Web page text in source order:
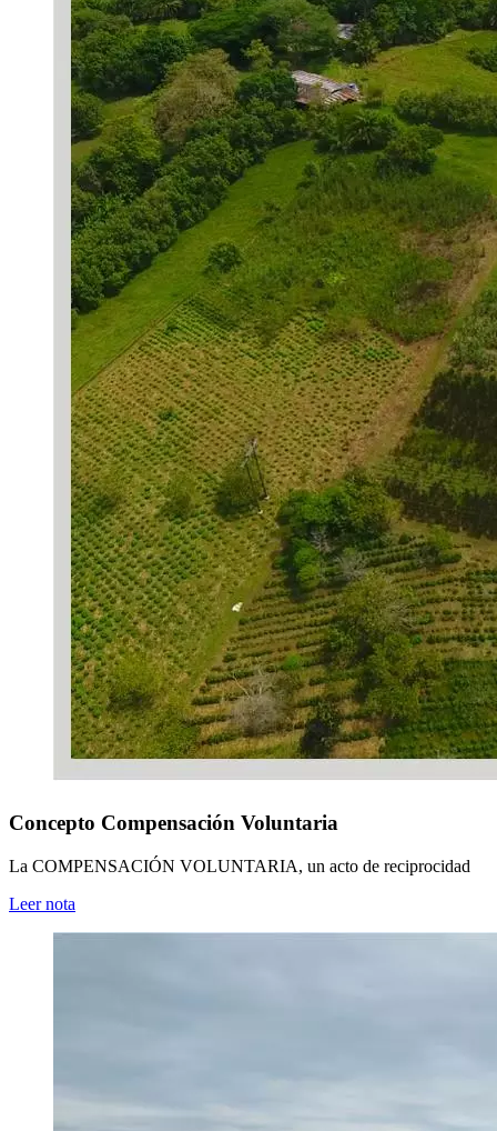
Concepto Compensación Voluntaria
La COMPENSACIÓN VOLUNTARIA, un acto de reciprocidad
Leer nota